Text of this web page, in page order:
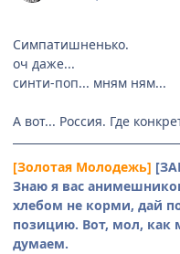
Симпатишненько.
оч даже...
синти-поп... мням ням...
А вот... Россия. Где
[Золотая Молодежь]
Знаю я вас
хлебом не корми, дай
позицию. Вот, мол, как
думаем.